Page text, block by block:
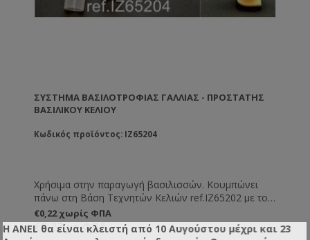
ΣΎΣΤΗΜΑ ΒΑΣΙΛΟΤΡΟΦΊΑΣ ΓΑΛΛΊΑΣ - ΠΡΟΣΤΆΤΗΣ
ΒΑΣΙΛΙΚΟΎ ΚΕΛΙΟΎ
Κωδικός προϊόντος: IZ65204
Χρήσιμα στην παραγωγή βασιλισσών. Κουμπώνει
πάνω στη Βάση Τεχνητών Κελιών ref.IZ65202 με το
βασιλο-κύτταρο και όταν αυτό σφραγιστεί από τις
εργάτριες μπορούμε και το απομονώνουμε
κλείνοντας το καπάκι. Έτσι, σε μία κυψέλη όπου
€0,22 χωρίς ΦΠΑ
€0,27 με ΦΠΑ
Η ANEL θα είναι κλειστή από 10 Αυγούστου μέχρι και 23